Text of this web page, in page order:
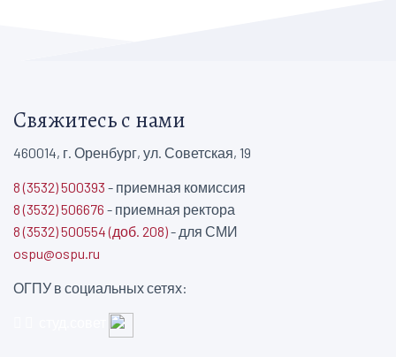
Свяжитесь с нами
460014, г. Оренбург, ул. Советская, 19
8 (3532) 500393 - приемная комиссия
8 (3532) 506676 - приемная ректора
8 (3532) 500554 (доб. 208)- для СМИ
ospu@ospu.ru
ОГПУ в социальных сетях: